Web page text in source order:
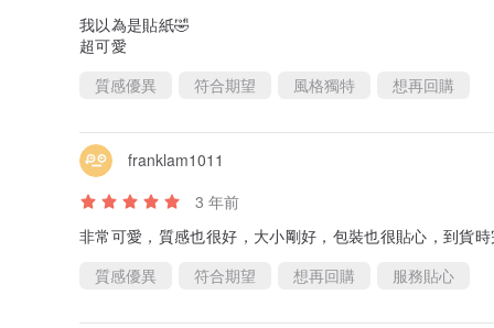
我以為是貼紙🤣
超可愛
質感優異
符合期望 風格獨特 想再回購
franklam1011
3 年前
非常可愛，質感也很好，大小剛好，包裝也很貼心，到貨
質感優異
符合期望 想再回購 服務貼心